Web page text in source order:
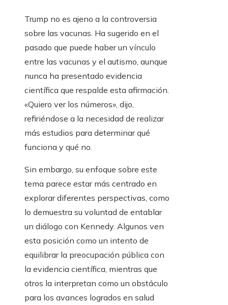
Trump no es ajeno a la controversia
sobre las vacunas. Ha sugerido en el
pasado que puede haber un vínculo
entre las vacunas y el autismo, aunque
nunca ha presentado evidencia
científica que respalde esta afirmación.
«Quiero ver los números», dijo,
refiriéndose a la necesidad de realizar
más estudios para determinar qué
funciona y qué no.
Sin embargo, su enfoque sobre este
tema parece estar más centrado en
explorar diferentes perspectivas, como
lo demuestra su voluntad de entablar
un diálogo con Kennedy. Algunos ven
esta posición como un intento de
equilibrar la preocupación pública con
la evidencia científica, mientras que
otros la interpretan como un obstáculo
para los avances logrados en salud